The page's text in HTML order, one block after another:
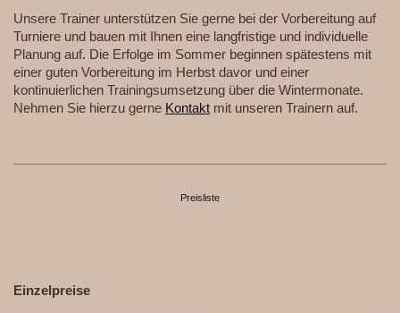
Unsere Trainer unterstützen Sie gerne bei der Vorbereitung auf
Turniere und bauen mit Ihnen eine langfristige und individuelle
Planung auf. Die Erfolge im Sommer beginnen spätestens mit
einer guten Vorbereitung im Herbst davor und einer
kontinuierlichen Trainingsumsetzung über die Wintermonate.
Nehmen Sie hierzu gerne Kontakt mit unseren Trainern auf.
Preisliste
Einzelpreise